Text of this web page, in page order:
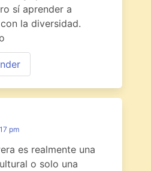
sí aprender a
la diversidad.
pm
es realmente una
o solo una